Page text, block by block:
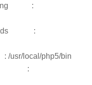
:
:
local/php5/bin
: